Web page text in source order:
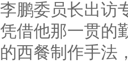
李鹏委员长出访
凭借他那一贯的
的西餐制作手法